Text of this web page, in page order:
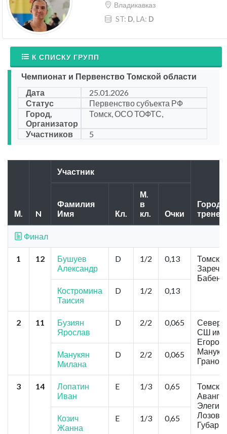
Владикавказ
ST: D, LA: D
К СПИСКУ ГРУПП
Чемпионат и Первенство Томской области
Дата
25.01.2026
Статус
Первенство субъекта РФ
Город,
Организатор
Томск, ОСО ТОФТС,
Участников 5
М. N
Участник
Город,
Фамилия
Имя
Кл.
М.
в
кл.
Очки
Финал
1 12
Бушуев
Александр
D 1/2 0,13
Томск,
Костромина
Таисия
D 1/2 0,13
2 11
Бузиян
Ярослав
D 2/2 0,065
СШ
Манукян
Милана
D 2/2 0,065
3 14
Лопатин
Иван
E 1/3 0,65
Томск,
Элегия"
Губарь
Козич
Жанна
E 1/3 0,65